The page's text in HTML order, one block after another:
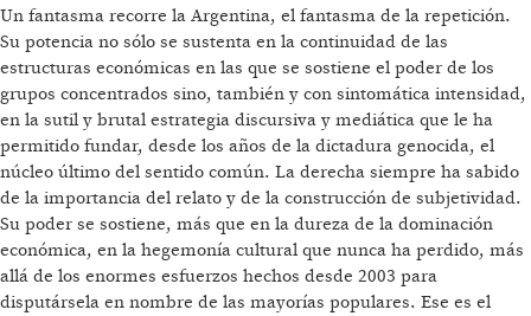
Un fantasma recorre la Argentina, el fantasma de la repetición.
Su potencia no sólo se sustenta en la continuidad de las
estructuras económicas en las que se sostiene el poder de los
grupos concentrados sino, también y con sintomática intensidad,
en la sutil y brutal estrategia discursiva y mediática que le ha
permitido fundar, desde los años de la dictadura genocida, el
núcleo último del sentido común. La derecha siempre ha sabido
de la importancia del relato y de la construcción de subjetividad.
Su poder se sostiene, más que en la dureza de la dominación
económica, en la hegemonía cultural que nunca ha perdido, más
allá de los enormes esfuerzos hechos desde 2003 para
disputársela en nombre de las mayorías populares. Ese es el